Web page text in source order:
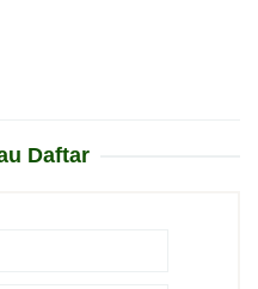
Daftar